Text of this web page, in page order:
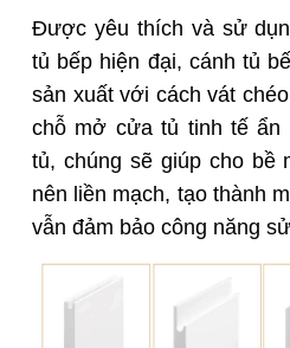
Được yêu thích và sử
tủ bếp hiện đại, cánh tủ
sản xuất với cách vát
chỗ mở cửa tủ tinh tế ẩn
tủ, chúng sẽ giúp cho bề
nên liền mạch, tạo thành
vẫn đảm bảo công năng